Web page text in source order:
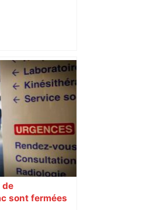
et c'est
de
de Toulouse ce
les
de
sont fermées